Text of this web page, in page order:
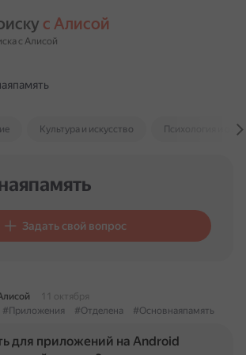
с Алисой
с Алисой
Культура и искусство Психология и
Задать свой вопрос
11 октября
#Приложения #Отделена #Основнаяпамять
для приложений на Android